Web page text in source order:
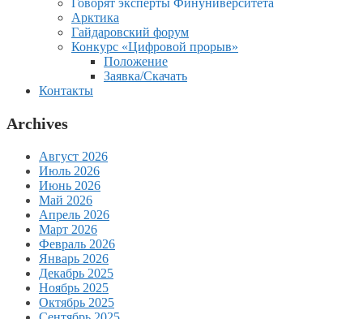
Говорят эксперты Финуниверситета
Арктика
Гайдаровский форум
Конкурс «Цифровой прорыв»
Положение
Заявка/Скачать
Контакты
Archives
Август 2026
Июль 2026
Июнь 2026
Май 2026
Апрель 2026
Март 2026
Февраль 2026
Январь 2026
Декабрь 2025
Ноябрь 2025
Октябрь 2025